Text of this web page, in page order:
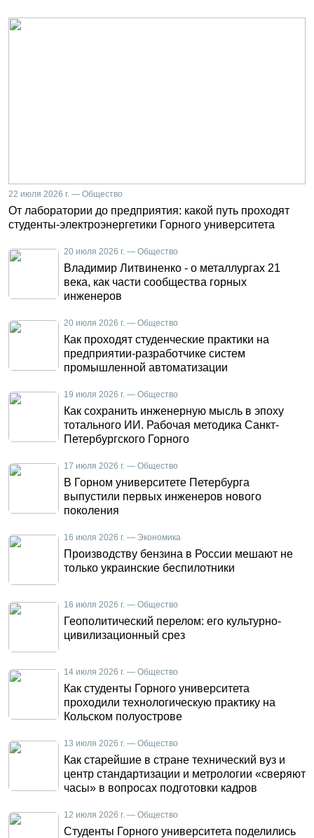
22 июля 2026 г. — Общество
От лаборатории до предприятия: какой путь проходят
студенты-электроэнергетики Горного университета
20 июля 2026 г. — Общество
Владимир Литвиненко - о металлургах 21
века, как части сообщества горных
инженеров
20 июля 2026 г. — Общество
Как проходят студенческие практики на
предприятии-разработчике систем
промышленной автоматизации
19 июля 2026 г. — Общество
Как сохранить инженерную мысль в эпоху
тотального ИИ. Рабочая методика Санкт-
Петербургского Горного
17 июля 2026 г. — Общество
В Горном университете Петербурга
выпустили первых инженеров нового
поколения
16 июля 2026 г. — Экономика
Производству бензина в России мешают не
только украинские беспилотники
16 июля 2026 г. — Общество
Геополитический перелом: его культурно-
цивилизационный срез
14 июля 2026 г. — Общество
Как студенты Горного университета
проходили технологическую практику на
Кольском полуострове
13 июля 2026 г. — Общество
Как старейшие в стране технический вуз и
центр стандартизации и метрологии «сверяют
часы» в вопросах подготовки кадров
12 июля 2026 г. — Общество
Студенты Горного университета поделились